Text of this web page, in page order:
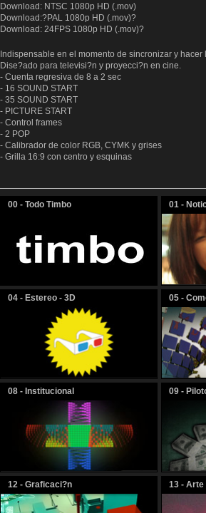
Download: NTSC 1080p HD (.mov)
Download:?PAL 1080p HD (.mov)?
Download: 24FPS 1080p HD (.mov)?
Indispensable en el momento de sincronizar y
Dise?ado para televisi?n y proyecci?n en cine.
- Cuenta regresiva de 8 a 2 sec
- 16 SOUND START
- 35 SOUND START
- PICTURE START
- Control frames
- 2 POP
- Calibrador de color RGB, CYMK y grises
- Grilla 16:9 con centro y esquinas
00 - Todo Timbo 01 -
04 - Estereo - 3D 05 -
08 - Institucional 09 -
12 - Graficaci?n 13 - Arte